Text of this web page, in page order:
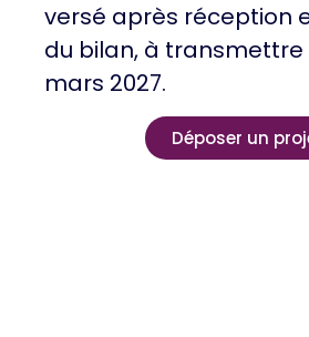
versé après réception
du bilan, à transmettre
mars 2027.
Déposer un